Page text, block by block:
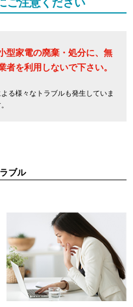
型家電の廃棄・処分に、 無
者を利用しないで下さい。
る様々なトラブルも発生していま
ブル